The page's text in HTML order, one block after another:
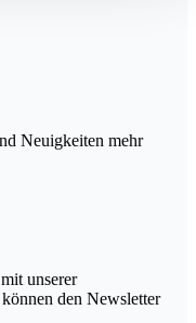
Neuigkeiten mehr
unserer
den Newsletter